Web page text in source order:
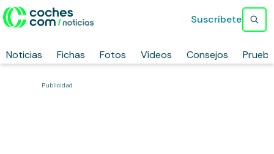
Noticias Fichas Fotos Vídeos Consejos
Suscríbete
Publicidad